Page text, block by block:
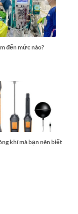
đến mức nào?
khí mà bạn nên biết